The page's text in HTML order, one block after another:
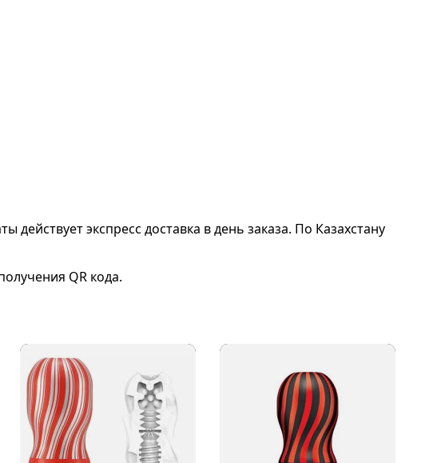
действует экспресс доставка в день заказа. По Казахстану
QR кода.